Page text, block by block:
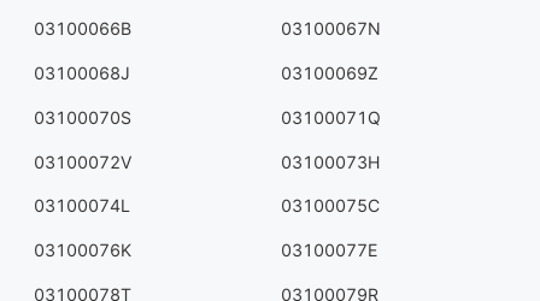
03100066B 03100067N
03100068J 03100069Z
03100070S 03100071Q
03100072V 03100073H
03100074L 03100075C
03100076K 03100077E
03100078T 03100079R